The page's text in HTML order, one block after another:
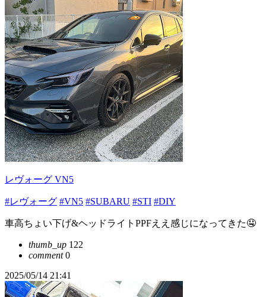
レヴォーグ VN5
#レヴォーグ #VN5 #SUBARU #STI #DIY
車高ちょい下げ&ヘッドライトPPFええ感じになってきた🤤
thumb_up 122
comment0
2025/05/14 21:41